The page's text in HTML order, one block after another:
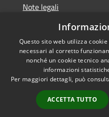
Note legali
Dichiarazione di
Accessibilità
Questo sito web utilizza
necessari al corretto
nonché un cookie tecnico
informazioni
Per maggiori dettagli, può
ACCETTA TUTTO